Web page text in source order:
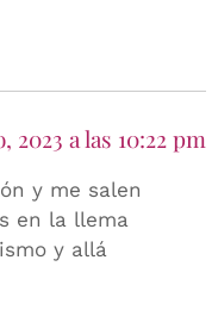
2023 a las 10:22 pm
y me salen
en la llema
y allá